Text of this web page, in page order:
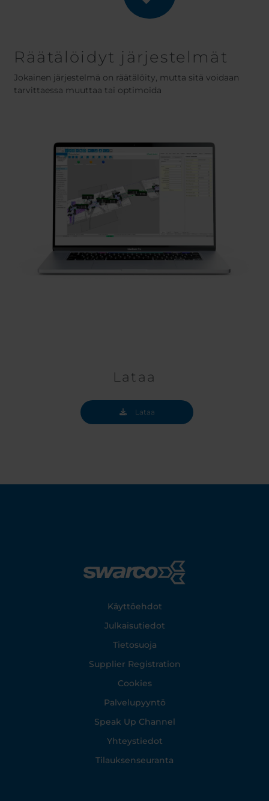
Räätälöidyt järjestelmät
Jokainen järjestelmä on räätälöity, mutta sitä voidaan
tarvittaessa muuttaa tai optimoida
Lataa
Lataa
Käyttöehdot
Julkaisutiedot
Tietosuoja
Supplier Registration
Cookies
Palvelupyyntö
Speak Up Channel
Yhteystiedot
Tilauksenseuranta